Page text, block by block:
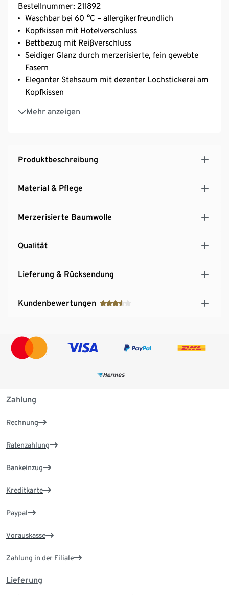
Bestellnummer: 211892
Waschbar bei 60 °C – allergikerfreundlich
Kopfkissen mit Hotelverschluss
Bettbezug mit Reißverschluss
Seidiger Glanz durch merzerisierte, fein gewebte
Fasern
Eleganter Stehsaum mit dezenter Lochstickerei am
Kopfkissen
Mehr anzeigen
Aus reiner, weicher Baumwolle
Angenehm kühlender Effekt
Produktbeschreibung
Material & Pflege
Merzerisierte Baumwolle
Qualität
Lieferung & Rücksendung
Kundenbewertungen
Zahlung
Rechnung
Ratenzahlung
Bankeinzug
Kreditkarte
Paypal
Vorauskasse
Zahlung in der Filiale
Lieferung